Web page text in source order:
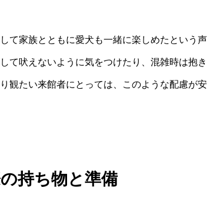
て家族とともに愛犬も一緒に楽しめたという声
て吠えないように気をつけたり、混雑時は抱き
観たい来館者にとっては、このような配慮が安
持ち物と準備